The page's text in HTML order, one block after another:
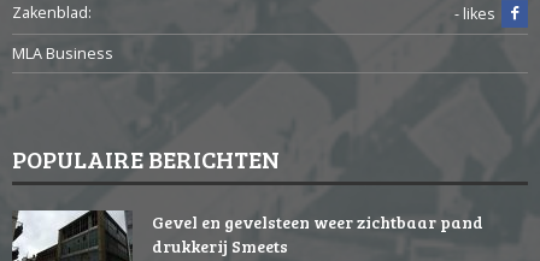
Zakenblad:
- likes
MLA Business
POPULAIRE BERICHTEN
Gevel en gevelsteen weer zichtbaar pand
drukkerij Smeets